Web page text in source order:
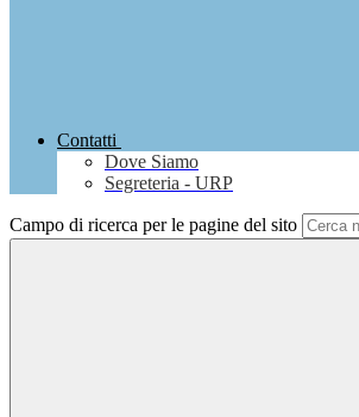
Contatti
Dove Siamo
Segreteria - URP
Campo di ricerca per le pagine del sito